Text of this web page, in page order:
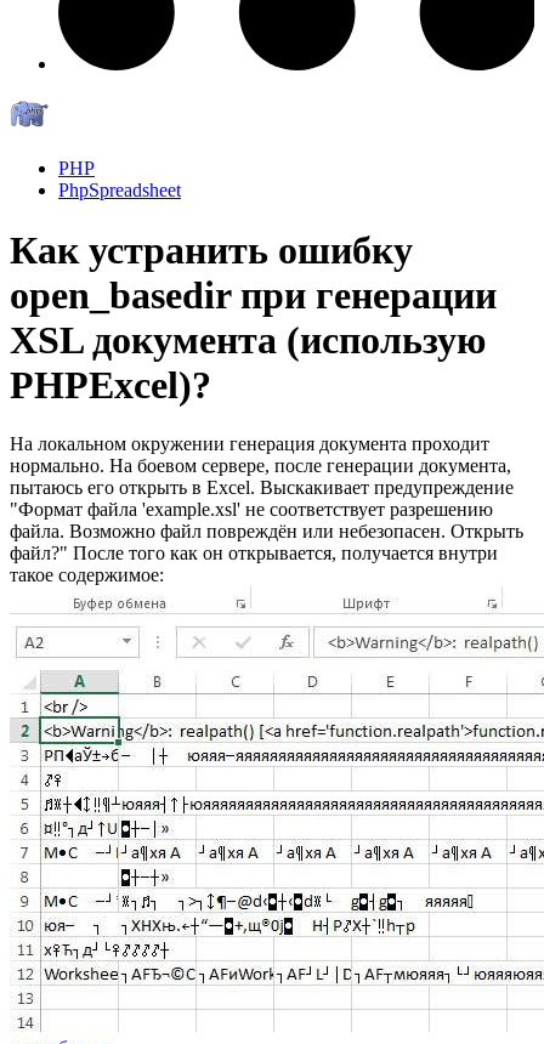
PHP
PhpSpreadsheet
Как устранить ошибку
open_basedir при генерации
XSL документа (использую
PHPExcel)?
На локальном окружении генерация документа проходит
нормально. На боевом сервере, после генерации документа,
пытаюсь его открыть в Excel. Выскакивает предупреждение
"Формат файла 'example.xsl' не соответствует разрешению
файла. Возможно файл повреждён или небезопасен. Открыть
файл?" После того как он открывается, получается внутри
такое содержимое: